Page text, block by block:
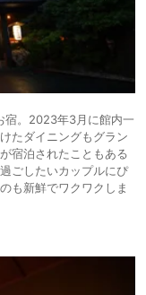
宿。2023年3月に館内一
たダイニングもグラン
宿泊されたこともある
ごしたいカップルにぴ
も新鮮でワクワクしま